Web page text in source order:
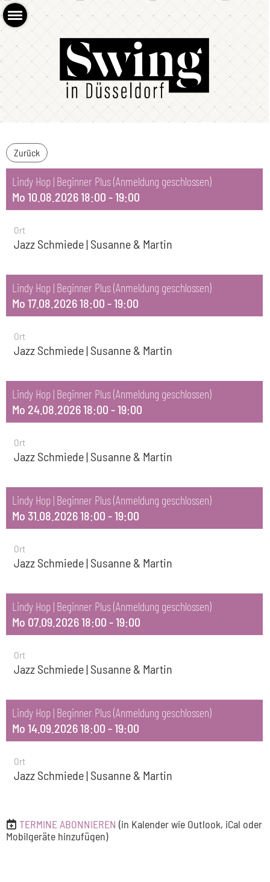
Zurück
Lindy Hop | Beginner Plus (Anmeldung geschlossen)
Mo 10.08.2026 18:00 - 19:00
Ort
Jazz Schmiede | Susanne & Martin
Lindy Hop | Beginner Plus (Anmeldung geschlossen)
Mo 17.08.2026 18:00 - 19:00
Ort
Jazz Schmiede | Susanne & Martin
Lindy Hop | Beginner Plus (Anmeldung geschlossen)
Mo 24.08.2026 18:00 - 19:00
Ort
Jazz Schmiede | Susanne & Martin
Lindy Hop | Beginner Plus (Anmeldung geschlossen)
Mo 31.08.2026 18:00 - 19:00
Ort
Jazz Schmiede | Susanne & Martin
Lindy Hop | Beginner Plus (Anmeldung geschlossen)
Mo 07.09.2026 18:00 - 19:00
Ort
Jazz Schmiede | Susanne & Martin
Lindy Hop | Beginner Plus (Anmeldung geschlossen)
Mo 14.09.2026 18:00 - 19:00
Ort
Jazz Schmiede | Susanne & Martin
TERMINE ABONNIEREN (in Kalender wie Outlook, iCal oder
Mobilgeräte hinzufügen)